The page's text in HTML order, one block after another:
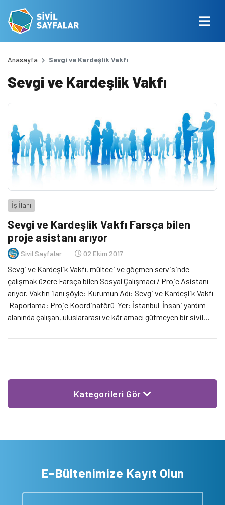
Anasayfa Sevgi ve Kardeşlik Vakfı
Sevgi ve Kardeşlik Vakfı
İş İlanı
Sevgi ve Kardeşlik Vakfı Farsça bilen
proje asistanı arıyor
Sivil Sayfalar 02 Ekim 2017
Sevgi ve Kardeşlik Vakfı, mülteci ve göçmen servisinde
çalışmak üzere Farsça bilen Sosyal Çalışmacı / Proje Asistanı
arıyor. Vakfın ilanı şöyle: Kurumun Adı: Sevgi ve Kardeşlik Vakfı
Raporlama: Proje Koordinatörü Yer: İstanbul İnsani yardım
alanında çalışan, uluslararası ve kâr amacı gütmeyen bir sivil
için destek projeleri sürdürmektedir. Mültecilere […]
Kategorileri Gör
E-Bültenimize Kayıt Olun